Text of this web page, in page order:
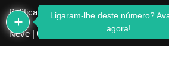
Política de Privacidade
Neve| Criado com WordPress
Ligaram-lhe deste número?
agora!